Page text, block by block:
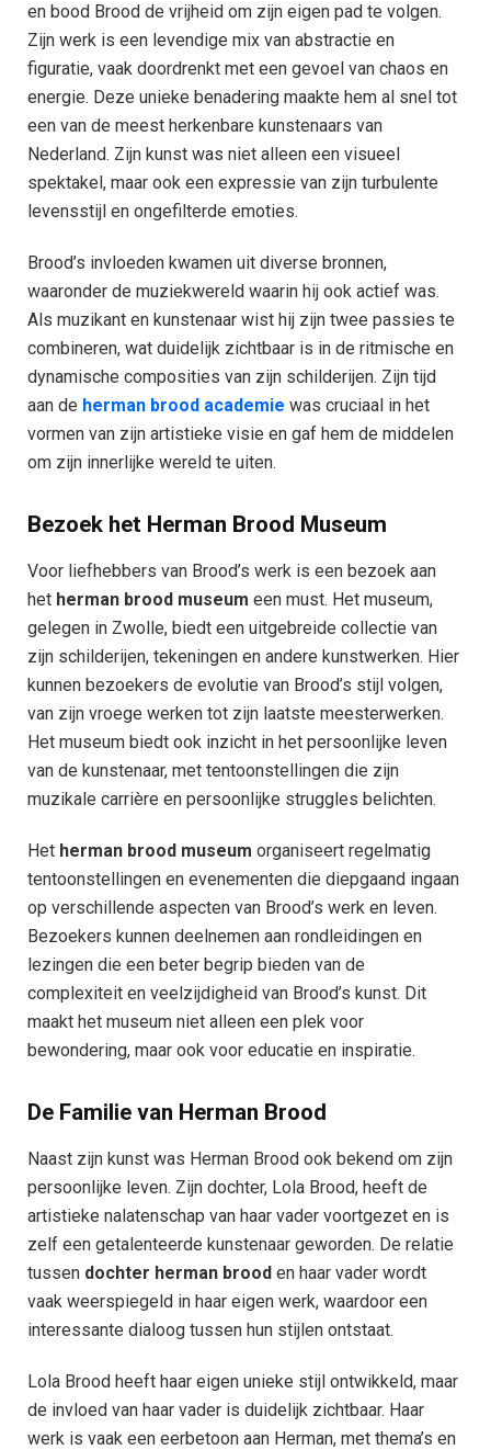
en bood Brood de vrijheid om zijn eigen pad te volgen.
Zijn werk is een levendige mix van abstractie en
figuratie, vaak doordrenkt met een gevoel van chaos en
energie. Deze unieke benadering maakte hem al snel tot
een van de meest herkenbare kunstenaars van
Nederland. Zijn kunst was niet alleen een visueel
spektakel, maar ook een expressie van zijn turbulente
levensstijl en ongefilterde emoties.
Brood’s invloeden kwamen uit diverse bronnen,
waaronder de muziekwereld waarin hij ook actief was.
Als muzikant en kunstenaar wist hij zijn twee passies te
combineren, wat duidelijk zichtbaar is in de ritmische en
dynamische composities van zijn schilderijen. Zijn tijd
aan de herman brood academie was cruciaal in het
vormen van zijn artistieke visie en gaf hem de middelen
om zijn innerlijke wereld te uiten.
Bezoek het Herman Brood Museum
Voor liefhebbers van Brood’s werk is een bezoek aan
het herman brood museum een must. Het museum,
gelegen in Zwolle, biedt een uitgebreide collectie van
zijn schilderijen, tekeningen en andere kunstwerken. Hier
kunnen bezoekers de evolutie van Brood’s stijl volgen,
van zijn vroege werken tot zijn laatste meesterwerken.
Het museum biedt ook inzicht in het persoonlijke leven
van de kunstenaar, met tentoonstellingen die zijn
muzikale carrière en persoonlijke struggles belichten.
Het herman brood museum organiseert regelmatig
tentoonstellingen en evenementen die diepgaand ingaan
op verschillende aspecten van Brood’s werk en leven.
Bezoekers kunnen deelnemen aan rondleidingen en
lezingen die een beter begrip bieden van de
complexiteit en veelzijdigheid van Brood’s kunst. Dit
maakt het museum niet alleen een plek voor
bewondering, maar ook voor educatie en inspiratie.
De Familie van Herman Brood
Naast zijn kunst was Herman Brood ook bekend om zijn
persoonlijke leven. Zijn dochter, Lola Brood, heeft de
artistieke nalatenschap van haar vader voortgezet en is
zelf een getalenteerde kunstenaar geworden. De relatie
tussen dochter herman brood en haar vader wordt
vaak weerspiegeld in haar eigen werk, waardoor een
interessante dialoog tussen hun stijlen ontstaat.
Lola Brood heeft haar eigen unieke stijl ontwikkeld, maar
de invloed van haar vader is duidelijk zichtbaar. Haar
werk is vaak een eerbetoon aan Herman, met thema’s en